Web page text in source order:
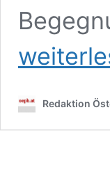
Platz
Pfarrwiese
verblassender
Redaktion